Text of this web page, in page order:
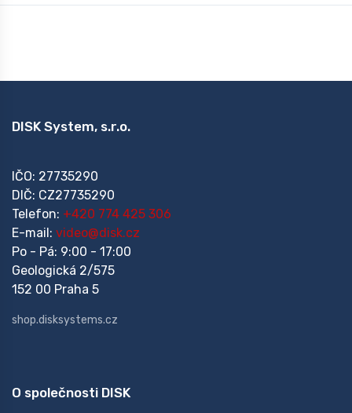
DISK System, s.r.o.
IČO: 27735290
DIČ: CZ27735290
Telefon: +420 774 425 306
E-mail: video@disk.cz
Po - Pá: 9:00 - 17:00
Geologická 2/575
152 00 Praha 5
shop.disksystems.cz
O společnosti DISK